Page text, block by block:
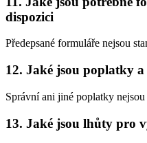
dispozici
Předepsané formuláře nejsou
12. Jaké jsou poplatky
Správní ani jiné poplatky nejsou
13. Jaké jsou lhůty pro